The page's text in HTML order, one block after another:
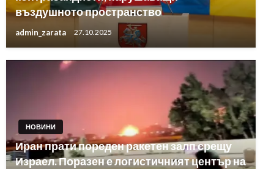
въздушното пространство
admin_zarata 27.10.2025
НОВИНИ
Иран прати пореден ракетен залп срещу
Израел. Поразен е логистичният център на